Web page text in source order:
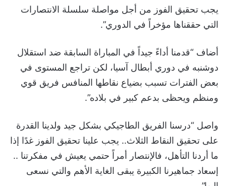
يجب تحقيق الفوز من أجل مواصلة سلسلة الانتصارات
التي حققناها مؤخراً في الدوري”.
أضاف “قدمنا أداءً جيداً في المباراة السابقة ضد استقلال
دوشنبه في دوري أبطال آسيا، لكن تراجع المستوى في
بعض الفترات تسبب بضياع نقاطها المنافس فريق قوي
ومنظم ويحظى بدعم كبير في بلاده”.
واصل “درسنا الفريق الطاجيكي بشكل جيد ولدينا القدرة
على تحقيق النقاط الثلاث.. يجب علينا تحقيق الفوز غدًا إذا
ما أردنا التأهل، فالإنتصار أمراً حتمي يعيش في مفكرتنا ..
إسعاد جماهيرنا الكبيرة يبقى الغاية الأهم والتي نسعى